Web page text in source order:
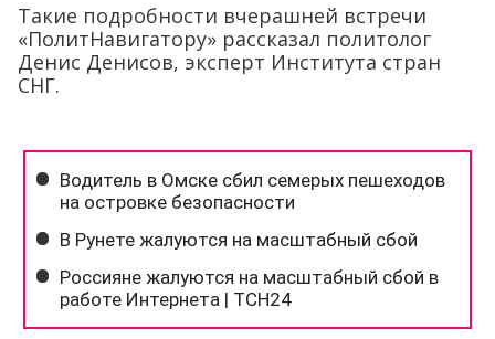
Такие подробности вчерашней встречи
«ПолитНавигатору» рассказал политолог
Денис Денисов, эксперт Института стран
СНГ.